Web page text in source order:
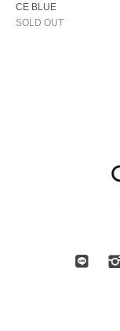
CE BLUE
SOLD OUT